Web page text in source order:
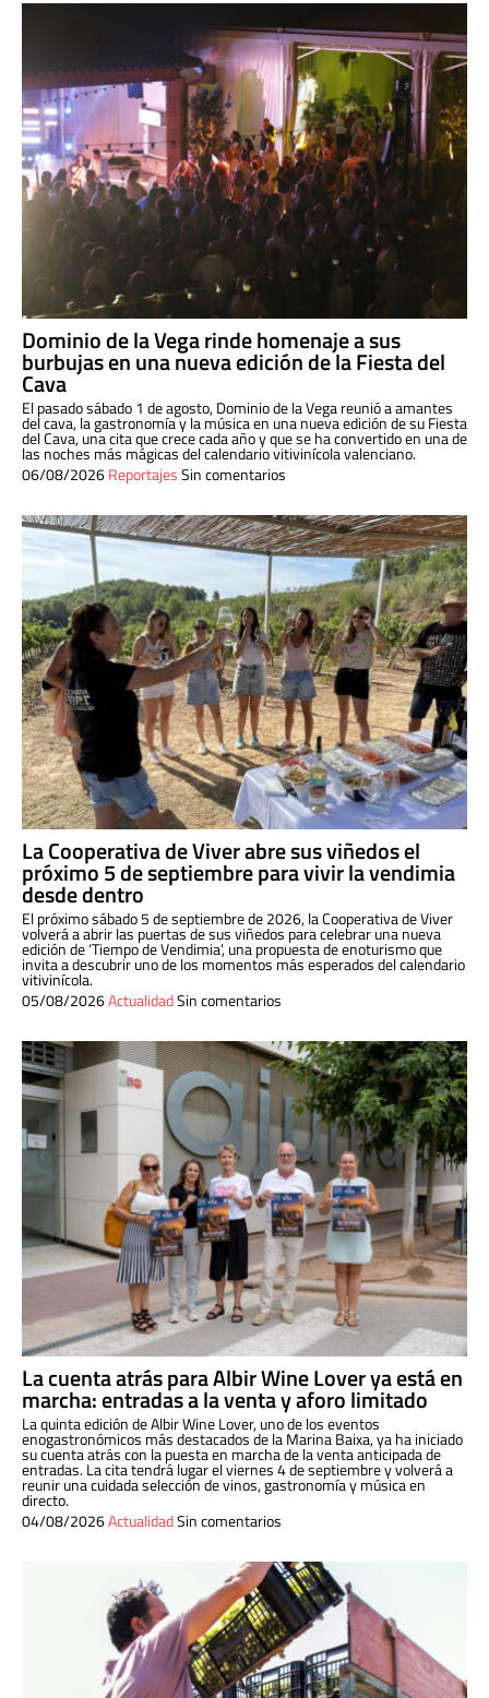
Dominio de la Vega rinde homenaje a sus
burbujas en una nueva edición de la Fiesta del
Cava
El pasado sábado 1 de agosto, Dominio de la Vega reunió a amantes
del cava, la gastronomía y la música en una nueva edición de su Fiesta
del Cava, una cita que crece cada año y que se ha convertido en una de
las noches más mágicas del calendario vitivinícola valenciano.
06/08/2026ReportajesSin comentarios
La Cooperativa de Viver abre sus viñedos el
próximo 5 de septiembre para vivir la vendimia
desde dentro
El próximo sábado 5 de septiembre de 2026, la Cooperativa de Viver
volverá a abrir las puertas de sus viñedos para celebrar una nueva
edición de ‘Tiempo de Vendimia’, una propuesta de enoturismo que
invita a descubrir uno de los momentos más esperados del calendario
vitivinícola.
05/08/2026ActualidadSin comentarios
La cuenta atrás para Albir Wine Lover ya está en
marcha: entradas a la venta y aforo limitado
La quinta edición de Albir Wine Lover, uno de los eventos
enogastronómicos más destacados de la Marina Baixa, ya ha iniciado
su cuenta atrás con la puesta en marcha de la venta anticipada de
entradas. La cita tendrá lugar el viernes 4 de septiembre y volverá a
reunir una cuidada selección de vinos, gastronomía y música en
directo.
04/08/2026ActualidadSin comentarios